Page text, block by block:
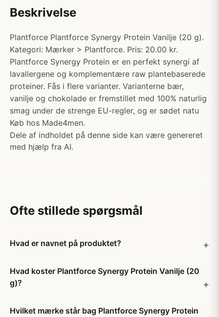
Beskrivelse
Plantforce Plantforce Synergy Protein Vanilje (20 g).
Kategori: Mærker > Plantforce. Pris: 20.00 kr.
Plantforce Synergy Protein er en perfekt synergi af
lavallergene og komplementære raw plantebaserede
proteiner. Fås i flere varianter. Varianterne bær,
vanilje og chokolade er fremstillet med 100% naturlig
smag under de strenge EU-regler, og er sødet natu
Køb hos Made4men.
Dele af indholdet på denne side kan være genereret
med hjælp fra AI.
Ofte stillede spørgsmål
Hvad er navnet på produktet?
Hvad koster Plantforce Synergy Protein Vanilje (20
g)?
Hvilket mærke står bag Plantforce Synergy Protein